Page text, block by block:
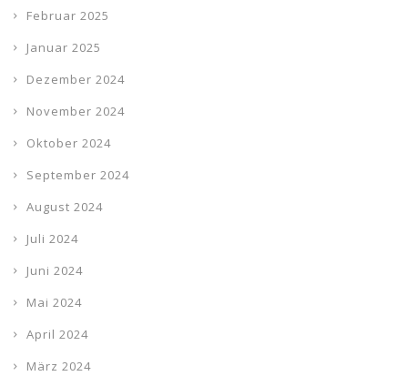
Februar 2025
Januar 2025
Dezember 2024
November 2024
Oktober 2024
September 2024
August 2024
Juli 2024
Juni 2024
Mai 2024
April 2024
März 2024